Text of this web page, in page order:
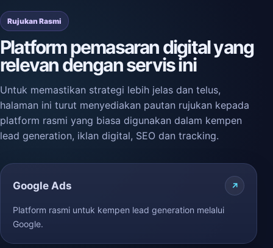
Rujukan Rasmi
Platform pemasaran digital yang
relevan dengan servis ini
Untuk memastikan strategi lebih jelas dan telus,
halaman ini turut menyediakan pautan rujukan kepada
platform rasmi yang biasa digunakan dalam kempen
lead generation, iklan digital, SEO dan tracking.
Google Ads
Platform rasmi untuk kempen lead generation melalui
Google.